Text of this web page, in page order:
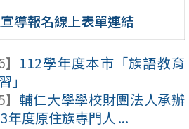
導報名線上表單連結
112學年度本市「族語教育
」
輔仁大學學校財團法人承辦
年度原住族專門人 ...